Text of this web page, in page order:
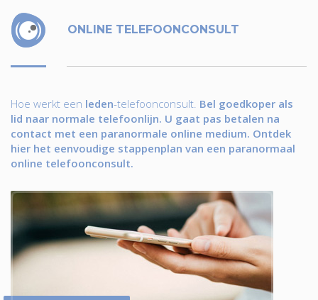
ONLINE TELEFOONCONSULT
Hoe werkt een leden-telefoonconsult. Bel goedkoper als
lid naar normale telefoonlijn. U gaat pas betalen na
contact met een paranormale online medium. Ontdek
hier het eenvoudige stappenplan van een paranormaal
online telefoonconsult.